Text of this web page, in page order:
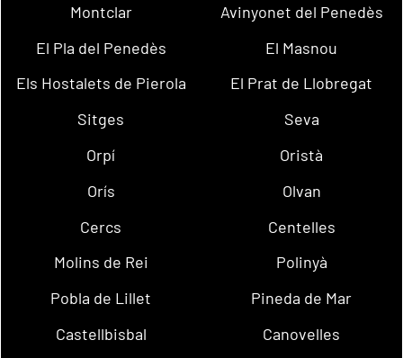
Montclar
Avinyonet del Penedès
El Pla del Penedès
El Masnou
Els Hostalets de Pierola
El Prat de Llobregat
Sitges
Seva
Orpí
Oristà
Orís
Olvan
Cercs
Centelles
Molins de Rei
Polinyà
Pobla de Lillet
Pineda de Mar
Castellbisbal
Canovelles